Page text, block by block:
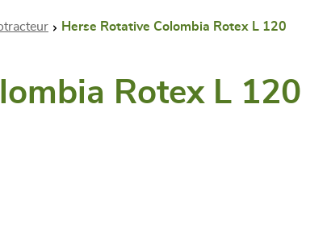
Accès pro
Herse Rotative Colombia Rotex L 120
Rotex L 120